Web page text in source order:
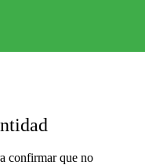
confirmar que no